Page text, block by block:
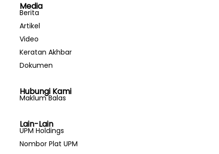
Media
Berita
Artikel
Video
Keratan Akhbar
Dokumen
Hubungi Kami
Maklum Balas
Lain-Lain
UPM Holdings
Nombor Plat UPM